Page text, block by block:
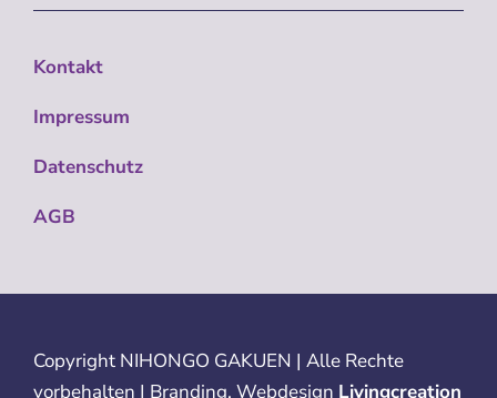
Kontakt
Impressum
Datenschutz
AGB
Copyright NIHONGO GAKUEN | Alle Rechte
vorbehalten | Branding, Webdesign Livingcreation